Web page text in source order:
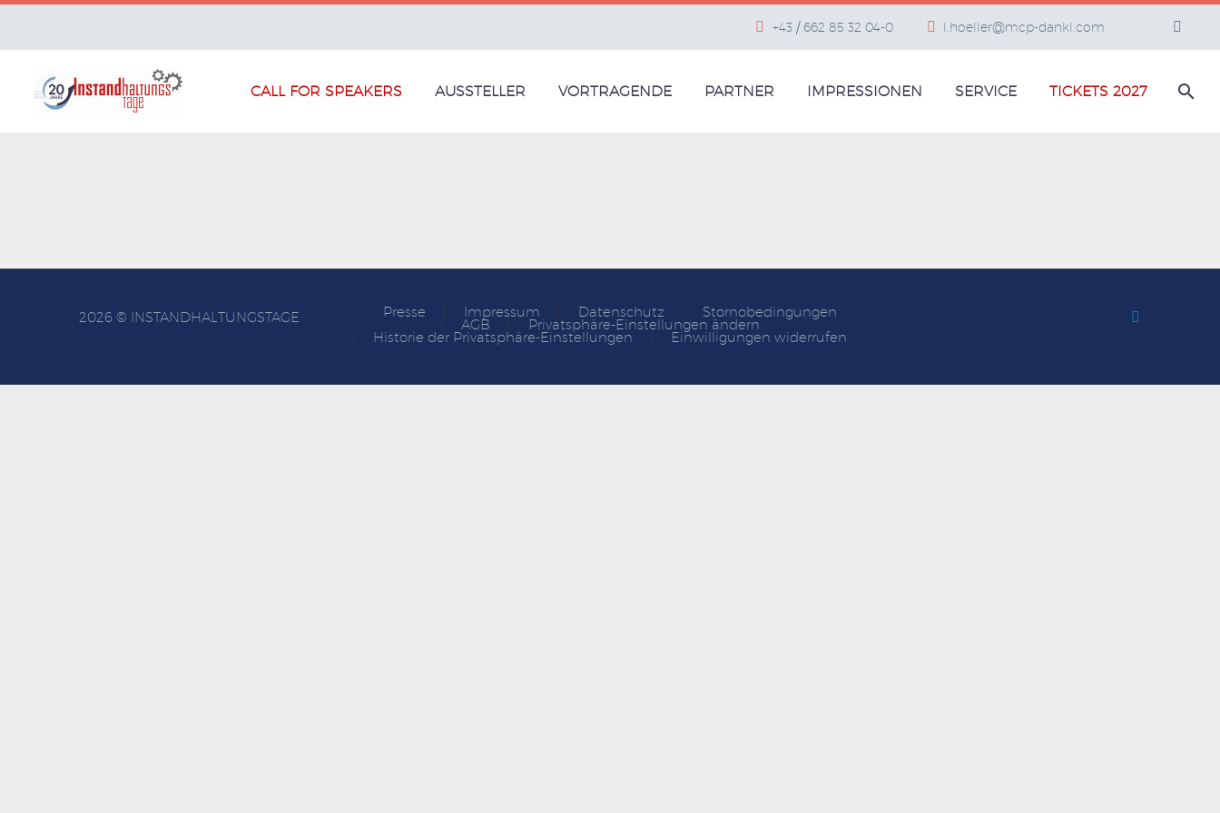
+43 / 662 85 32 04-0 l.hoeller@mcp-dankl.com
CALL FOR SPEAKERS AUSSTELLER VORTRAGENDE PARTNER IMPRESSIONEN SERVICE TICKETS 2027
Presse Impressum Datenschutz
Stornobedingungen
AGB
Privatsphäre-Einstellungen ändern
Historie der Privatsphäre-Einstellungen
Einwilligungen widerrufen
2026 © INSTANDHALTUNGSTAGE